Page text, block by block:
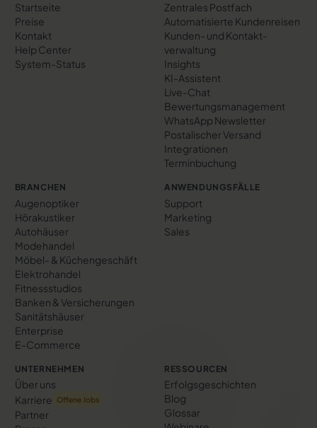
Startseite
Preise
Kontakt
Help Center
System-Status
Zentrales Postfach
Automatisierte Kundenreisen
Kunden- und Kontakt­
verwaltung
Insights
KI-Assistent
Live-Chat
Bewertungs­management
WhatsApp Newsletter
Postalischer Versand
Integrationen
Terminbuchung
BRANCHEN
Augenoptiker
Hörakustiker
Autohäuser
Modehandel
Möbel- & Küchengeschäft
Elektrohandel
Fitnessstudios
Banken & Versicherungen
Sanitätshäuser
Enterprise
E-Commerce
ANWENDUNGSFÄLLE
Support
Marketing
Sales
UNTERNEHMEN
Über uns
Karriere
Offene Jobs
Partner
RESSOURCEN
Erfolgs­geschichten
Blog
Glossar